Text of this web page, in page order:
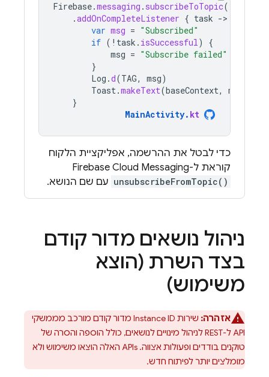
Firebase.messaging . subscribeToTopic(
.addOnCompleteListener { task -
var msg = "Subscribed"
if ( ! task . isSuccessful)
{
msg = "Subscribe failed"
}
Log .d(TAG, msg)
Toast.makeText(baseContext, msg
}
MainActivity. kt
כדי לבטל את ההרשמה, אפליקציית הלקוח
קוראת ל-Firebase Cloud Messaging
unsubscribeFromTopic() עם שם הנושא.
ניהול נושאים מדור קודם
בצד השרת (הוצא
משימוש)
אזהרה:
שירות Instance ID מדור קודם מורכב מממשקי
API ל-REST לניהול מינויים לנושאים, כולל הוספה והסרה של
טוקנים בודדים ופעולות אצווה. ‫APIs האלה הוצאו משימוש ולא
מומלצים יותר לפיתוח חדש.